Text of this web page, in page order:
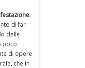
di far
delle
poco
di opere
che in